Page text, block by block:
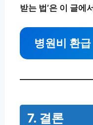
받는 법’은 이 글에
병원비 환
7. 결론